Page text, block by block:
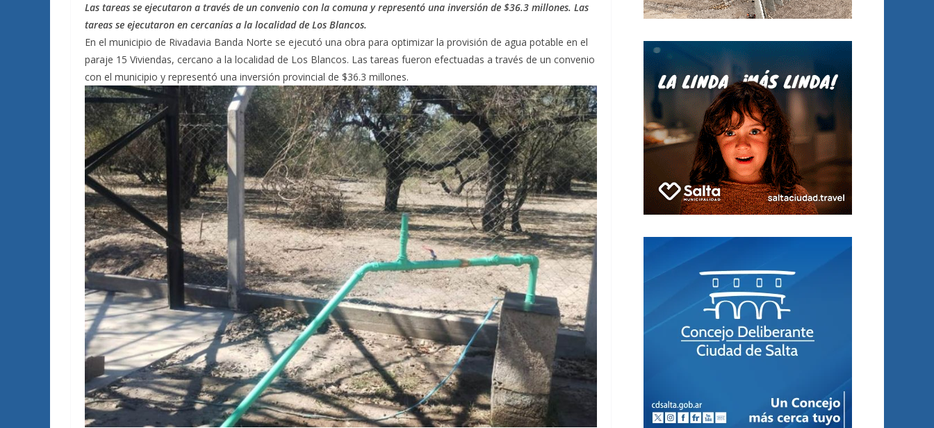
Las tareas se ejecutaron a través de un convenio con la comuna y representó una inversión de $36.3 millones. Las
tareas se ejecutaron en cercanías a la localidad de Los Blancos.
En el municipio de Rivadavia Banda Norte se ejecutó una obra para optimizar la provisión de agua potable en el
paraje 15 Viviendas, cercano a la localidad de Los Blancos. Las tareas fueron efectuadas a través de un convenio
con el municipio y representó una inversión provincial de $36.3 millones.